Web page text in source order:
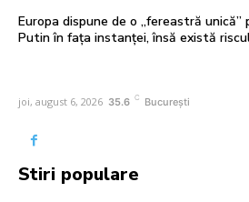
Europa dispune de o „fereastră
Putin în fața instanței, însă există
joi, august 6, 2026 35.6 C București
Stiri populare